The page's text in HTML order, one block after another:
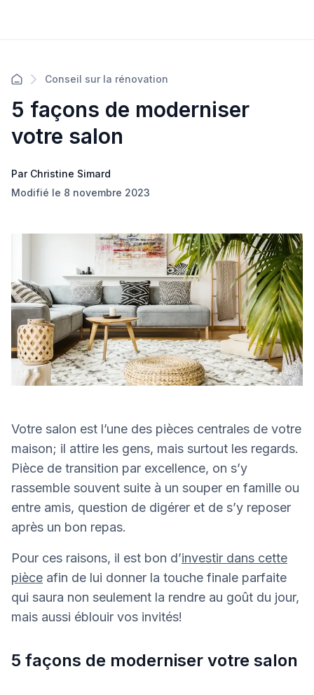
Conseil sur la rénovation
5 façons de moderniser
votre salon
Par Christine Simard
Modifié le 8 novembre 2023
Votre salon est l’une des pièces centrales de votre
maison; il attire les gens, mais surtout les regards.
Pièce de transition par excellence, on s’y
rassemble souvent suite à un souper en famille ou
entre amis, question de digérer et de s’y reposer
après un bon repas.
Pour ces raisons, il est bon d’investir dans cette
pièce afin de lui donner la touche finale parfaite
qui saura non seulement la rendre au goût du jour,
mais aussi éblouir vos invités!
5 façons de moderniser votre salon